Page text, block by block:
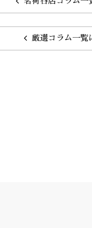
厳選コラム一覧